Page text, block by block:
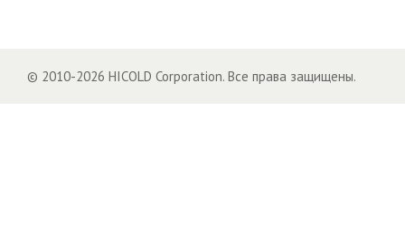
© 2010-2026 HICOLD Corporation. Все права защищены.